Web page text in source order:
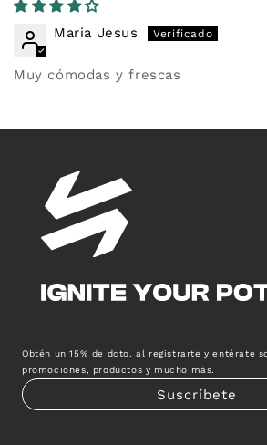
Maria Jesus
Muy cómodas y frescas
Obtén un 15% de dcto. al registrarte y entérate
promociones, productos y mucho más.
Suscríbete